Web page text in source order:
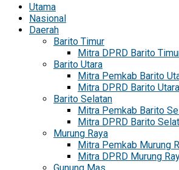
Utama
Nasional
Daerah
Barito Timur
Mitra DPRD Barito
Barito Utara
Mitra Pemkab Barito
Mitra DPRD Barito Utara
Barito Selatan
Mitra Pemkab Barito
Mitra DPRD Barito
Murung Raya
Mitra Pemkab Murung
Mitra DPRD Murung
Gunung Mas